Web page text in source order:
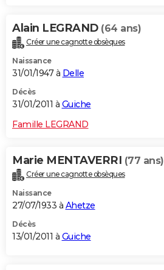
Alain LEGRAND (64 ans)
Créer une cagnotte obsèques
Naissance
31/01/1947 à Delle
Décès
31/01/2011 à Guiche
Famille LEGRAND
Marie MENTAVERRI (77 ans)
Créer une cagnotte obsèques
Naissance
27/07/1933 à Ahetze
Décès
13/01/2011 à Guiche